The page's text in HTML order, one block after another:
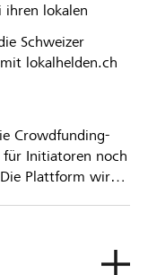
ihren lokalen
Schweizer
lokalhelden.ch
Crowdfunding-
Initiatoren noch
Plattform wird